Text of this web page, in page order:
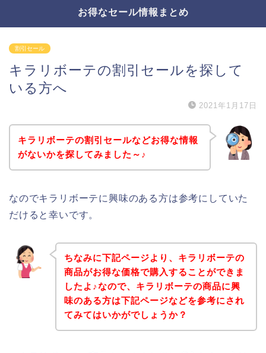
お得なセール情報まとめ
割引セール
キラリボーテの割引セールを探して
いる方へ
2021年1月17日
キラリボーテの割引セールなどお得な情報
がないかを探してみました～♪
なのでキラリボーテに興味のある方は参考にしていた
だけると幸いです。
ちなみに下記ページより、キラリボーテの
商品がお得な価格で購入することができま
したよ♪なので、キラリボーテの商品に興
味のある方は下記ページなどを参考にされ
てみてはいかがでしょうか？